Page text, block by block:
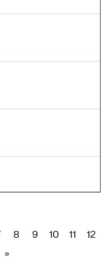
8 9 10 11
12
»